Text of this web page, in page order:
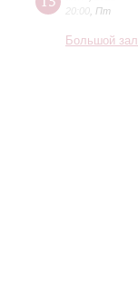
20:00 Пт
Большой зал